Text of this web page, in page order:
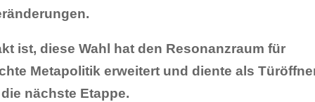
ist, diese Wahl hat den Resonanzraum für
Metapolitik erweitert und diente als
nächste Etappe.